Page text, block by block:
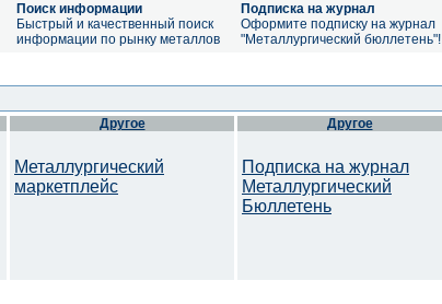
Поиск информации
Быстрый и качественный поиск
информации по рынку металлов
Подписка на журнал
Оформите подписку на журнал
"Металлургический бюллетень"!
Другое
Металлургический
маркетплейс
Другое
Подписка на журнал
Металлургический
Бюллетень